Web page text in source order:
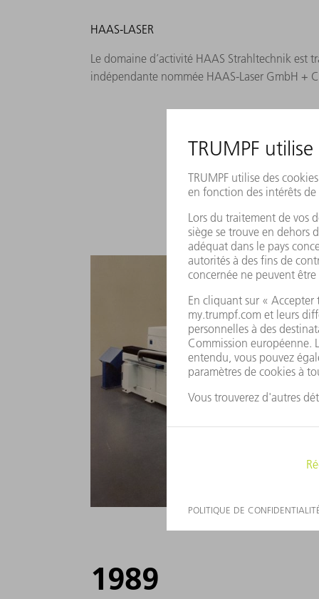
HAAS-LASER
Le domaine d’activité HAAS Strahltechnik est
indépendante nommée HAAS-Laser GmbH +
1989